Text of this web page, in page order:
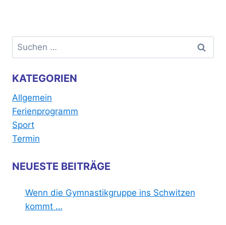
Suchen
nach:
KATEGORIEN
Allgemein
Ferienprogramm
Sport
Termin
NEUESTE BEITRÄGE
Wenn die Gymnastikgruppe ins Schwitzen
kommt …